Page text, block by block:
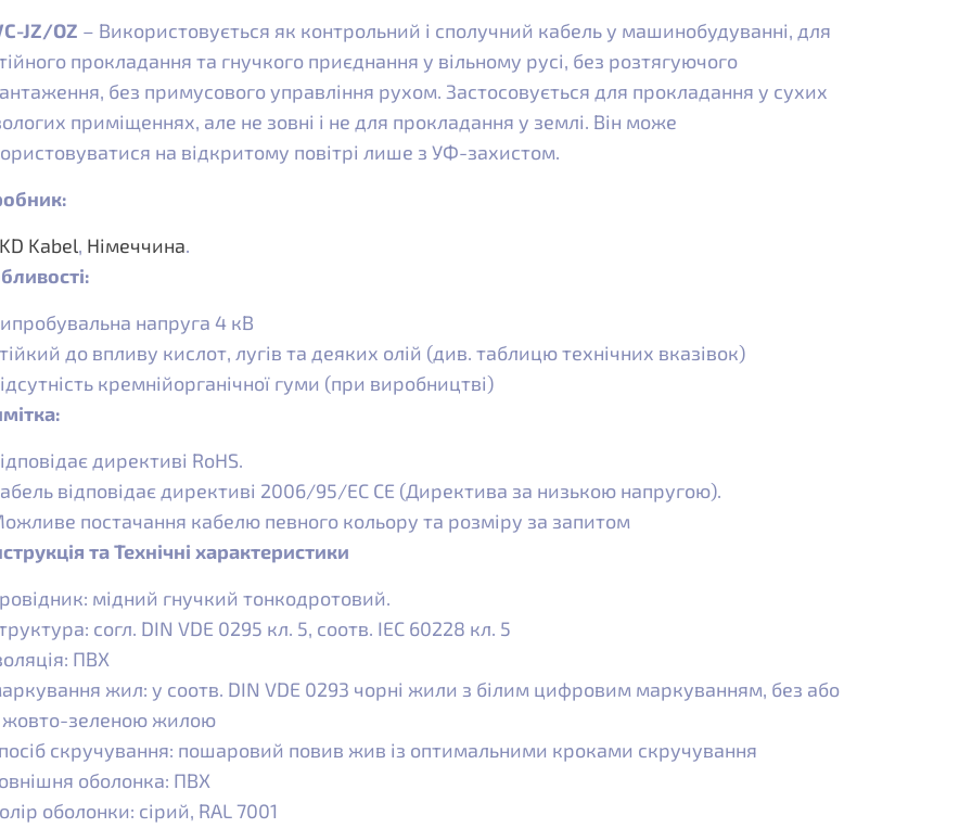
JZ/OZ – Використовується як контрольний і сполучний кабель у машинобудуванні, для
прокладання та гнучкого приєднання у вільному русі, без розтягуючого
без примусового управління рухом. Застосовується для прокладання у сухих
приміщеннях, але не зовні і не для прокладання у землі. Він може
на відкритому повітрі лише з УФ-захистом.
Kabel, Німеччина.
напруга 4 кВ
до впливу кислот, лугів та деяких олій (див. таблицю технічних вказівок)
кремнійорганічної гуми (при виробництві)
директиві RoHS.
відповідає директиві 2006/95/EC CE (Директива за низькою напругою).
постачання кабелю певного кольору та розміру за запитом
та Технічні характеристики
мідний гнучкий тонкодротовий.
согл. DIN VDE 0295 кл. 5, соотв. IEC 60228 кл. 5
ПВХ
жил: у соотв. DIN VDE 0293 чорні жили з білим цифровим маркуванням, без або
жовто-зеленою жилою
скручування: пошаровий повив жив із оптимальними кроками скручування
оболонка: ПВХ
оболонки: сірий, RAL 7001